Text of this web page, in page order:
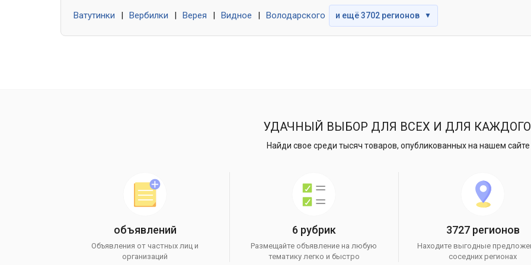
Ватутинки Вербилки Верея Видное Володарского и ещё 3702 регионов ▼
УДАЧНЫЙ ВЫБОР ДЛЯ ВСЕХ И ДЛЯ
Найди свое среди тысяч товаров, опубликованных на нашем сайте
объявлений
Объявления от частных лиц и
организаций
6 рубрик
Размещайте объявление на любую
тематику легко и быстро
3727 регионов
Находите выгодные
соседних регионах